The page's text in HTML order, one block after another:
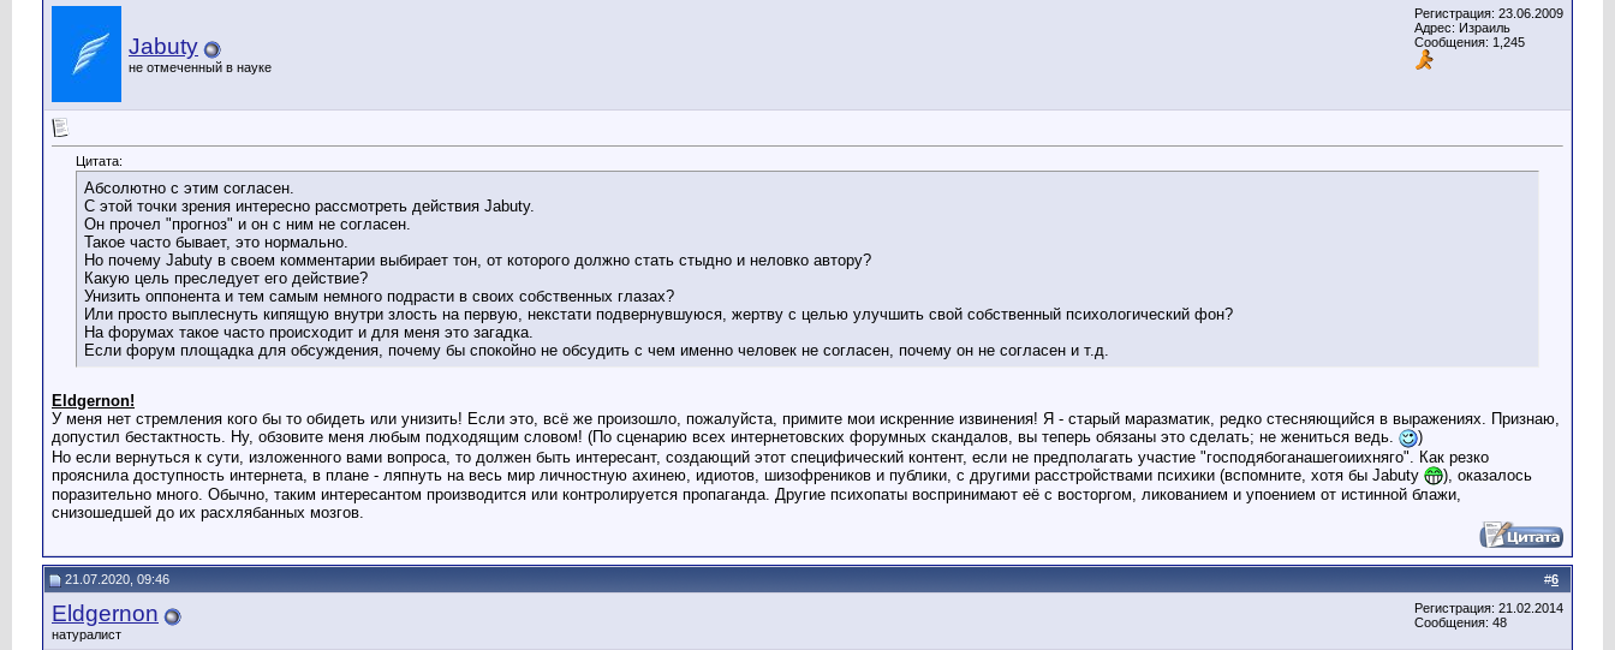
Jabuty
не отмеченный в науке
Регистрация: 23.06.2009
Адрес: Израиль
Сообщения: 1,245
Цитата:
Абсолютно с этим согласен.
С этой точки зрения интересно рассмотреть действия Jabuty.
Он прочел "прогноз" и он с ним не согласен.
Такое часто бывает, это нормально.
Но почему Jabuty в своем комментарии выбирает тон, от которого должно стать стыдно и неловко автору?
Какую цель преследует его действие?
Унизить оппонента и тем самым немного подрасти в своих собственных глазах?
Или просто выплеснуть кипящую внутри злость на первую, некстати подвернувшуюся, жертву с целью улучшить свой собственный психологический фон?
На форумах такое часто происходит и для меня это загадка.
Если форум площадка для обсуждения, почему бы спокойно не обсудить с чем именно человек не согласен, почему он не согласен и т.д.
Eldgernon!
У меня нет стремления кого бы то обидеть или унизить! Если это, всё же произошло, пожалуйста, примите мои искренние извинения! Я - старый маразматик, редко стесняющийся в выражениях. Признаю,
допустил бестактность. Ну, обзовите меня любым подходящим словом! (По сценарию всех интернетовских форумных скандалов, вы теперь обязаны это сделать; не жениться ведь.
)
Но если вернуться к сути, изложенного вами вопроса, то должен быть интересант, создающий этот специфический контент, если не предполагать участие "господябоганашегоиихняго". Как резко
прояснила доступность интернета, в плане - ляпнуть на весь мир личностную ахинею, идиотов, шизофреников и публики, с другими расстройствами психики (вспомните, хотя бы Jabuty
), оказалось
поразительно много. Обычно, таким интересантом производится или контролируется пропаганда. Другие психопаты воспринимают её с восторгом, ликованием и упоением от истинной блажи,
снизошедшей до их расхлябанных мозгов.
#6
21.07.2020, 09:46
Eldgernon
натуралист
Регистрация: 21.02.2014
Сообщения: 48